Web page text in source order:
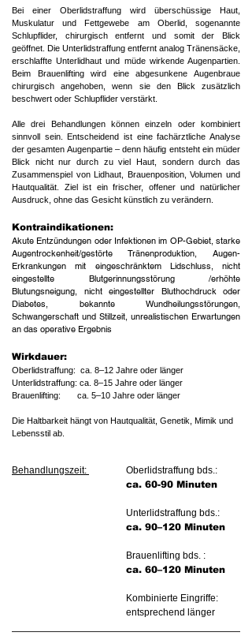
Bei einer Oberlidstraffung wird überschüssige Haut,
Muskulatur und Fettgewebe am Oberlid, sogenannte
Schlupflider, chirurgisch entfernt und somit der Blick
geöffnet. Die Unterlidstraffung entfernt analog Tränensäcke,
erschlaffte Unterlidhaut und müde wirkende Augenpartien.
Beim Brauenlifting wird eine abgesunkene Augenbraue
chirurgisch angehoben, wenn sie den Blick zusätzlich
beschwert oder Schlupflider verstärkt.
Alle drei Behandlungen können einzeln oder kombiniert
sinnvoll sein. Entscheidend ist eine fachärztliche Analyse
der gesamten Augenpartie – denn häufig entsteht ein müder
Blick nicht nur durch zu viel Haut, sondern durch das
Zusammenspiel von Lidhaut, Brauenposition, Volumen und
Hautqualität. Ziel ist ein frischer, offener und natürlicher
Ausdruck, ohne das Gesicht künstlich zu verändern.
Kontraindikationen:
Akute Entzündungen oder Infektionen im OP-Gebiet, starke
Augentrockenheit/gestörte Tränenproduktion, Augen-
Erkrankungen mit eingeschränktem Lidschluss, nicht
eingestellte Blutgerinnungsstörung /erhöhte
Blutungsneigung, nicht eingestellter Bluthochdruck oder
Diabetes, bekannte Wundheilungsstörungen,
Schwangerschaft und Stillzeit, unrealistischen Erwartungen
an das operative Ergebnis
​Wirkdauer:
Oberlidstraffung: ca. 8–12 Jahre oder länger
Unterlidstraffung: ca. 8–15 Jahre oder länger
Brauenlifting: ca. 5–10 Jahre oder länger
Die Haltbarkeit hängt von Hautqualität, Genetik, Mimik und
Lebensstil ab.
Behandlungszeit:
Oberlidstraffung bds.:
ca. 60-90 Minuten
Unterlidstraffung bds.:
ca. 90–120 Minuten
Brauenlifting bds. :
ca. 60–120 Minuten
Kombinierte Eingriffe:
entsprechend länger